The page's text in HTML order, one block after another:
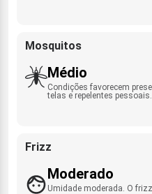
Mosquitos
Médio
Condições favorecem
telas e repelentes pessoais.
Frizz
Moderado
Umidade moderada. O